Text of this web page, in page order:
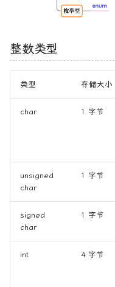
直接访问
使用typedef简化结构体
位字段
弹性结构成员
整数类型
类型 存储大小
char 1 字节
unsigned
char
1 字节
signed
char
1 字节
int 4 字节